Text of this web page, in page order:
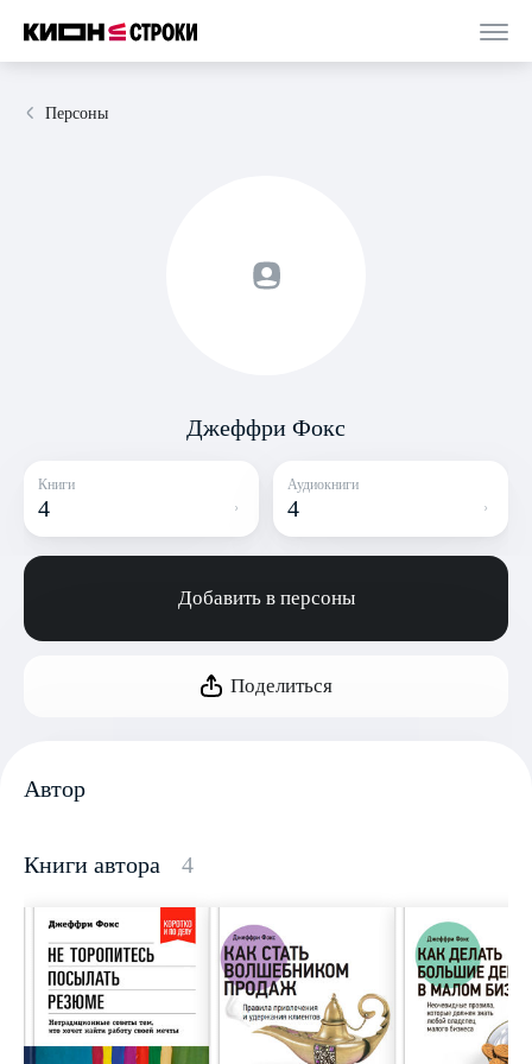
Персоны
Джеффри Фокс
Книги
4
Аудиокниги
4
Добавить в персоны
Поделиться
Автор
Книги автора 4